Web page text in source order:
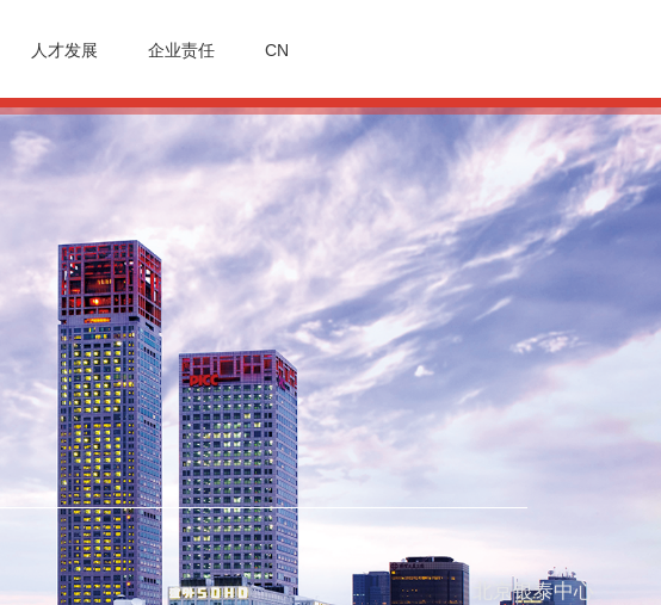
人才发展 企业责任 CN
北京银泰中心